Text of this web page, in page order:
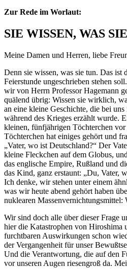
Zur Rede im Worlaut:
SIE WISSEN, WAS
Meine Damen und Herren, liebe
Denn sie wissen, was sie tun. Das ist
Feierstunde ungeschrieben stehen
wir von Herrn Professor Hagemann
quälend übrig: Wissen sie wirklich,
an eine kleine Geschichte, die bei
während des Krieges erzählt wurde.
kleinen, fünfjährigen Töchterchen
Töchterchen hat einiges gehört und
„Vater, wo ist Deutschland?“ Der
kleine Fleckchen auf dem Globus,
das englische Empire, Rußland und
das Kind, ganz erstaunt: „Du, Vater,
Ich denke, wir stehen unter einem
was wir heute abend gehört haben
nuklearen Massenvernichtungsmittel:
Wir sind doch alle über dieser Frage
hier die Katastrophen von Hiroshima
furchtbaren Auswirkungen schon
der Vergangenheit für unser
Und die Verantwortung, die auf den
vor unseren Augen riesengroß da.